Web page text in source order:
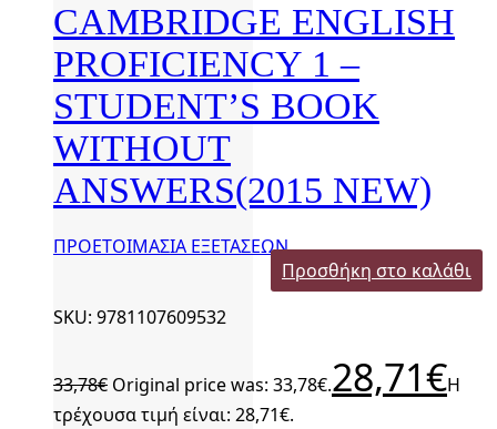
CAMBRIDGE ENGLISH
PROFICIENCY 1 –
STUDENT’S BOOK
WITHOUT
ANSWERS(2015 NEW)
ΠΡΟΕΤΟΙΜΑΣΙΑ ΕΞΕΤΑΣΕΩΝ
Προσθήκη στο καλάθι
SKU: 9781107609532
33,78€ Original price was: 33,78€.28,71€Η
τρέχουσα τιμή είναι: 28,71€.